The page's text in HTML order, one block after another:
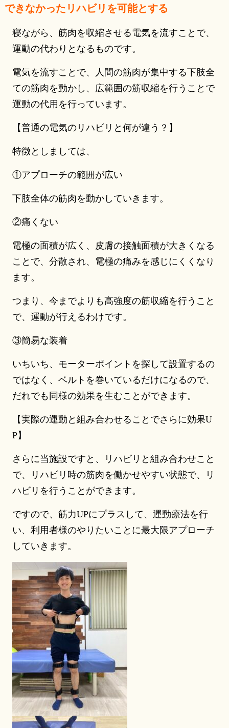
できなかったリハビリを可能とする
寝ながら、筋肉を収縮させる電気を流すことで、
運動の代わりとなるものです。
電気を流すことで、人間の筋肉が集中する下肢全
ての筋肉を動かし、広範囲の筋収縮を行うことで
運動の代用を行っています。
【普通の電気のリハビリと何が違う？】
特徴としましては、
①アプローチの範囲が広い
下肢全体の筋肉を動かしていきます。
②痛くない
電極の面積が広く、皮膚の接触面積が大きくなる
ことで、分散され、電極の痛みを感じにくくなり
ます。
つまり、今までよりも高強度の筋収縮を行うこと
で、運動が行えるわけです。
③簡易な装着
いちいち、モーターポイントを探して設置するの
ではなく、ベルトを巻いているだけになるので、
だれでも同様の効果を生むことができます。
【実際の運動と組み合わせることでさらに効果U
P】
さらに当施設ですと、リハビリと組み合わせこと
で、リハビリ時の筋肉を働かせやすい状態で、リ
ハビリを行うことができます。
ですので、筋力UPにプラスして、運動療法を行
い、利用者様のやりたいことに最大限アプローチ
していきます。